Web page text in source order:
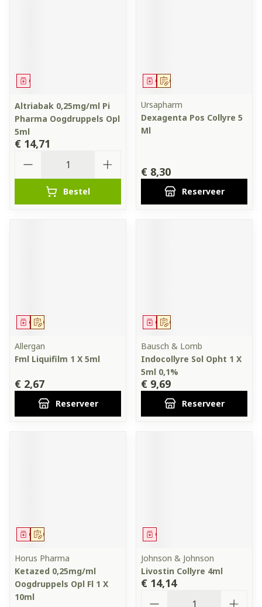
Geneesmiddel
Altriabak 0,25mg/ml Pi
Pharma Oogdruppels Opl
5ml
€ 14,71
Bestel
Op voorschrift
Geneesmiddel
Ursapharm
Dexagenta Pos Collyre 5
Ml
€ 8,30
Reserveer
Op voorschrift
Geneesmiddel
Allergan
Fml Liquifilm 1 X 5ml
€ 2,67
Reserveer
Op voorschrift
Geneesmiddel
Bausch & Lomb
Indocollyre Sol Opht 1 X
5ml 0,1%
€ 9,69
Reserveer
Op voorschrift
Geneesmiddel
Horus Pharma
Ketazed 0,25mg/ml
Oogdruppels Opl Fl 1 X
10ml
Geneesmiddel
Johnson & Johnson
Livostin Collyre 4ml
€ 14,14